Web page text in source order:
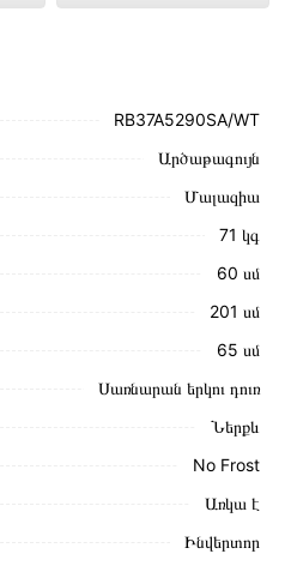
սեղմեք
կայքում նշված
RB37A5290SA/WT
Արծաթագույն
Մալազիա
71 կգ
60 սմ
201 սմ
65 սմ
Սառնարան երկու դուռ
Ներքև
No Frost
Առկա է
Ինվերտոր